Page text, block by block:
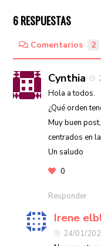
6 RESPUESTAS
Comentarios 2
Cynthia
Hola a todos.
¿Qué orden
Muy buen
centrados en
Un saludo
0
Responder
Irene
24/01/